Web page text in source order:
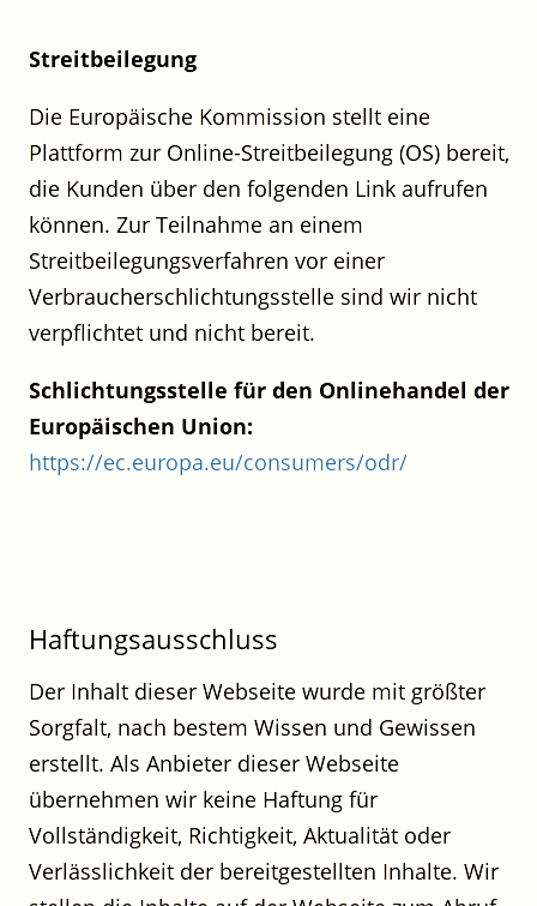
Streitbeilegung
Die Europäische Kommission stellt eine
Plattform zur Online-Streitbeilegung (OS) bereit,
die Kunden über den folgenden Link aufrufen
können. Zur Teilnahme an einem
Streitbeilegungsverfahren vor einer
Verbraucherschlichtungsstelle sind wir nicht
verpflichtet und nicht bereit.
Schlichtungsstelle für den Onlinehandel der
Europäischen Union:
https://ec.europa.eu/consumers/odr/
Haftungsausschluss
Der Inhalt dieser Webseite wurde mit größter
Sorgfalt, nach bestem Wissen und Gewissen
erstellt. Als Anbieter dieser Webseite
übernehmen wir keine Haftung für
Vollständigkeit, Richtigkeit, Aktualität oder
Verlässlichkeit der bereitgestellten Inhalte. Wir